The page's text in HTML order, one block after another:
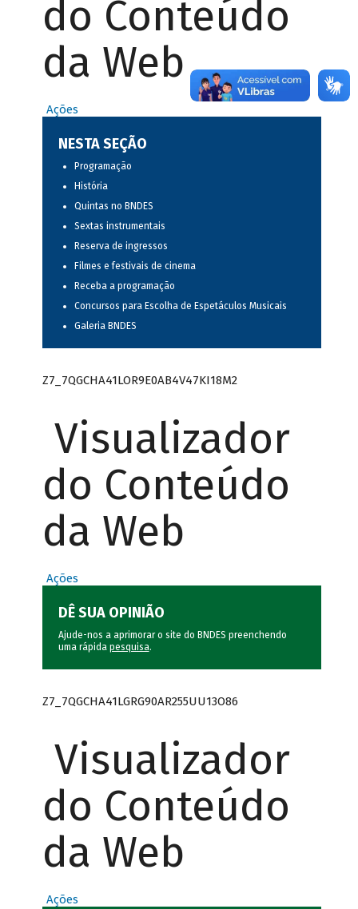
do Conteúdo
da Web
Ações
NESTA SEÇÃO
Programação
História
Quintas no BNDES
Sextas instrumentais
Reserva de ingressos
Filmes e festivais de cinema
Receba a programação
Concursos para Escolha de Espetáculos Musicais
Galeria BNDES
Z7_7QGCHA41LOR9E0AB4V47KI18M2
Visualizador
do Conteúdo
da Web
Ações
DÊ SUA OPINIÃO
Ajude-nos a aprimorar o site do BNDES preenchendo
uma rápida pesquisa.
Z7_7QGCHA41LGRG90AR255UU13O86
Visualizador
do Conteúdo
da Web
Ações